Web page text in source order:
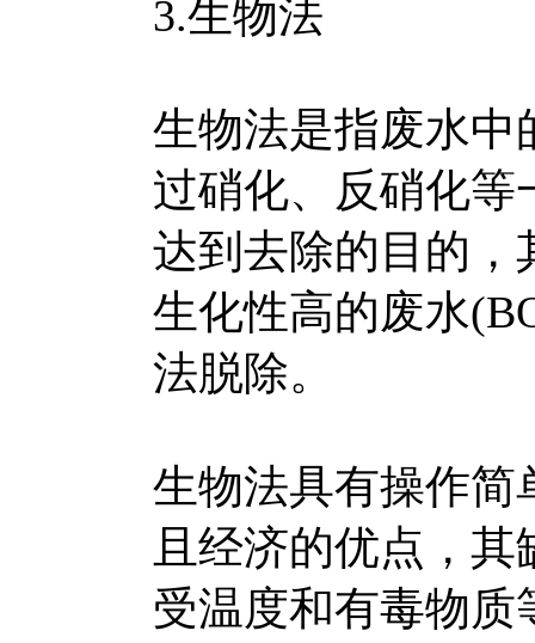
3.生物法
生物法是指废水中
过硝化、反硝化等
达到去除的目的，
生化性高的废水
法脱除。
生物法具有操作简
且经济的优点，
受温度和有毒物